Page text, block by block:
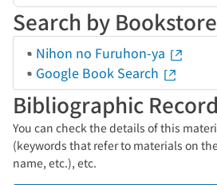
Search by Bookstore
Nihon no Furuhon-ya
Google Book Search
Bibliographic Record
You can check the details of this
(keywords that refer to materials on
name, etc.), etc.